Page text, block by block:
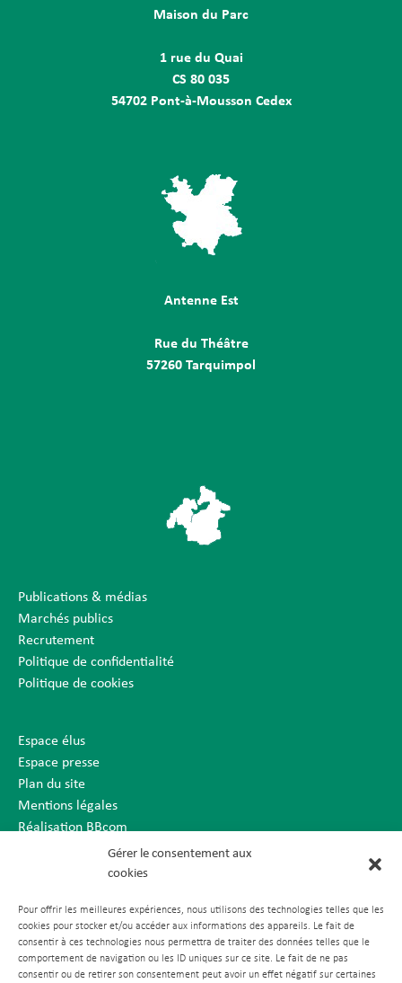
Gérer le consentement aux
cookies
Pour offrir les meilleures expériences, nous utilisons des technologies telles que les
cookies pour stocker et/ou accéder aux informations des appareils. Le fait de
consentir à ces technologies nous permettra de traiter des données telles que le
comportement de navigation ou les ID uniques sur ce site. Le fait de ne pas
consentir ou de retirer son consentement peut avoir un effet négatif sur certaines
Maison du Parc
1 rue du Quai
CS 80 035
54702 Pont-à-Mousson Cedex
Antenne Est
Rue du Théâtre
57260 Tarquimpol
Publications & médias
Marchés publics
Recrutement
Politique de confidentialité
Politique de cookies
Espace élus
Espace presse
Plan du site
Mentions légales
Réalisation BBcom